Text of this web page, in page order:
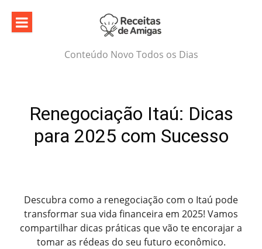
content
Conteúdo Novo Todos os Dias
Renegociação Itaú: Dicas
para 2025 com Sucesso
Descubra como a renegociação com o Itaú pode
transformar sua vida financeira em 2025! Vamos
compartilhar dicas práticas que vão te encorajar a
tomar as rédeas do seu futuro econômico.